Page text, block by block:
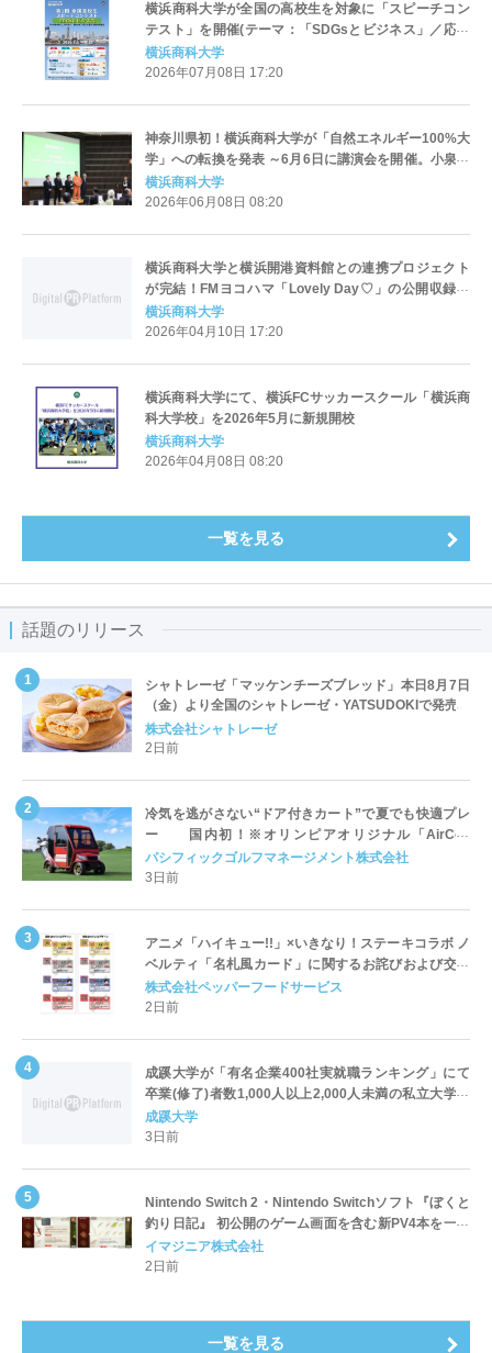
横浜商科大学が全国の高校生を対象に「スピーチコン
テスト」を開催(テーマ：「SDGsとビジネス」／応募
期間：7/1-8/15）
横浜商科大学
2026年07月08日 17:20
神奈川県初！横浜商科大学が「自然エネルギー100%大
学」への転換を発表 ～6月6日に講演会を開催。小泉純
一郎元首相らも登壇し、文系大学が挑む「商学×脱炭
素」の先進モデルを提示～
横浜商科大学
2026年06月08日 08:20
横浜商科大学と横浜開港資料館との連携プロジェクト
が完結！FMヨコハマ「Lovely Day♡」の公開収録に
て絵本『たまくす』を完成披露
横浜商科大学
2026年04月10日 17:20
横浜商科大学にて、横浜FCサッカースクール「横浜商
科大学校」を2026年5月に新規開校
横浜商科大学
2026年04月08日 08:20
一覧を見る
話題のリリース
シャトレーゼ「マッケンチーズブレッド」本日8月7日
（金）より全国のシャトレーゼ・YATSUDOKIで発売
株式会社シャトレーゼ
2日前
冷気を逃がさない“ドア付きカート”で夏でも快適プレ
ー 国内初！※オリンピアオリジナル「AirCon
Cart（エアコンカート）」導入 | ＰＧＭ
パシフィックゴルフマネージメント株式会社
3日前
アニメ「ハイキュー!!」×いきなり！ステーキコラボ ノ
ベルティ「名札風カード」に関するお詫びおよび交換
対応についてのご案内
株式会社ペッパーフードサービス
2日前
成蹊大学が「有名企業400社実就職ランキング」にて
卒業(修了)者数1,000人以上2,000人未満の私立大学で
全国第1位を獲得！～実就職率は26.5%（前年比＋
4.3pt）に伸長、東京の私立大学でも10位にランクイン
成蹊大学
3日前
Nintendo Switch 2・Nintendo Switchソフト『ぼくと
釣り日記』 初公開のゲーム画面を含む新PV4本を一挙
公開！
イマジニア株式会社
2日前
一覧を見る